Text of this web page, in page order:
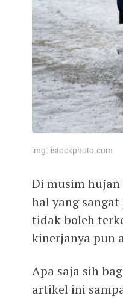
img: istockphoto.com
Di musim
hal yang
tidak boleh
kinerjanya pun
Apa saja sih
artikel ini